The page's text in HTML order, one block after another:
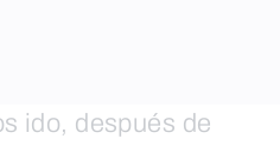
ido, después de